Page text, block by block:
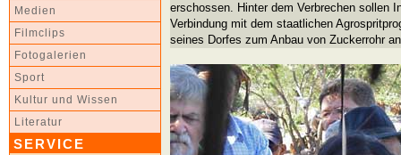
Medien
Filmclips
Fotogalerien
Sport
Kultur und Wissen
Literatur
SERVICE
erschossen. Hinter dem Verbrechen sollen
Verbindung mit dem staatlichen
seines Dorfes zum Anbau von Zuckerrohr